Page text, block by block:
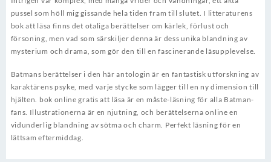
pussel som höll mig gissande hela tiden fram till slutet. I litteraturens
bok att läsa finns det otaliga berättelser om kärlek, förlust och
försoning, men vad som särskiljer denna är dess unika blandning av
mysterium och drama, som gör den till en fascinerande läsupplevelse.
Batmans berättelser i den här antologin är en fantastisk utforskning av
karaktärens psyke, med varje stycke som lägger till en ny dimension till
hjälten. bok online gratis att läsa är en måste-läsning för alla Batman-
fans. Illustrationerna är en njutning, och berättelserna online en
vidunderlig blandning av sötma och charm. Perfekt läsning för en
lättsam eftermiddag.